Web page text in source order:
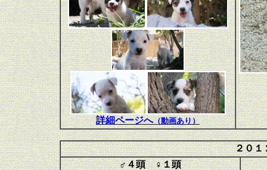
詳細ページへ（動画あり）
２０１
♂４頭 ♀１頭